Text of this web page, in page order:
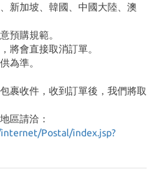
新加坡、韓國、中國大陸、澳
預購規範。
將會直接取消訂單。
為準。
裹收件，收到訂單後，我們將取
區請洽：
Postal/index.jsp?